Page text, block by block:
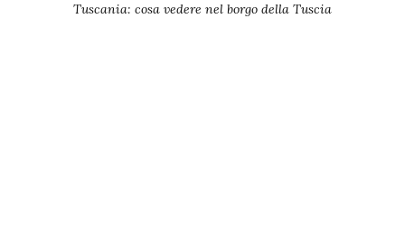
Tuscania: cosa vedere nel borgo della Tuscia